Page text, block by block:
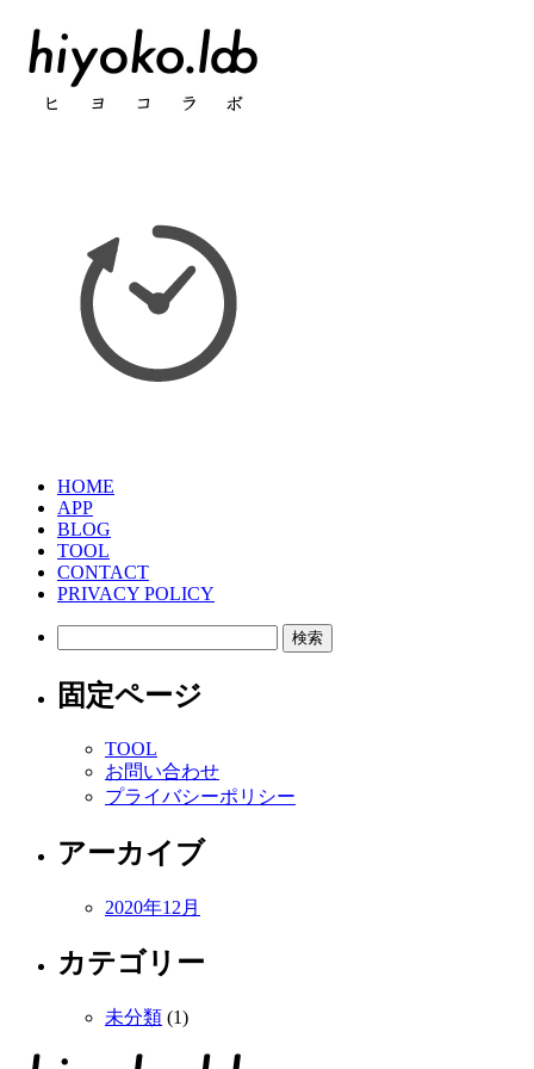
HOME
APP
BLOG
TOOL
CONTACT
PRIVACY POLICY
固定ページ
TOOL
お問い合わせ
プライバシーポリシー
アーカイブ
2020年12月
カテゴリー
未分類 (1)